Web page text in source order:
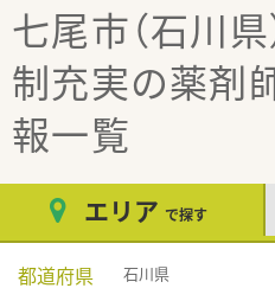
七尾市（石川
制充実の薬剤
報一覧
エリア で探す
都道府県 石川県